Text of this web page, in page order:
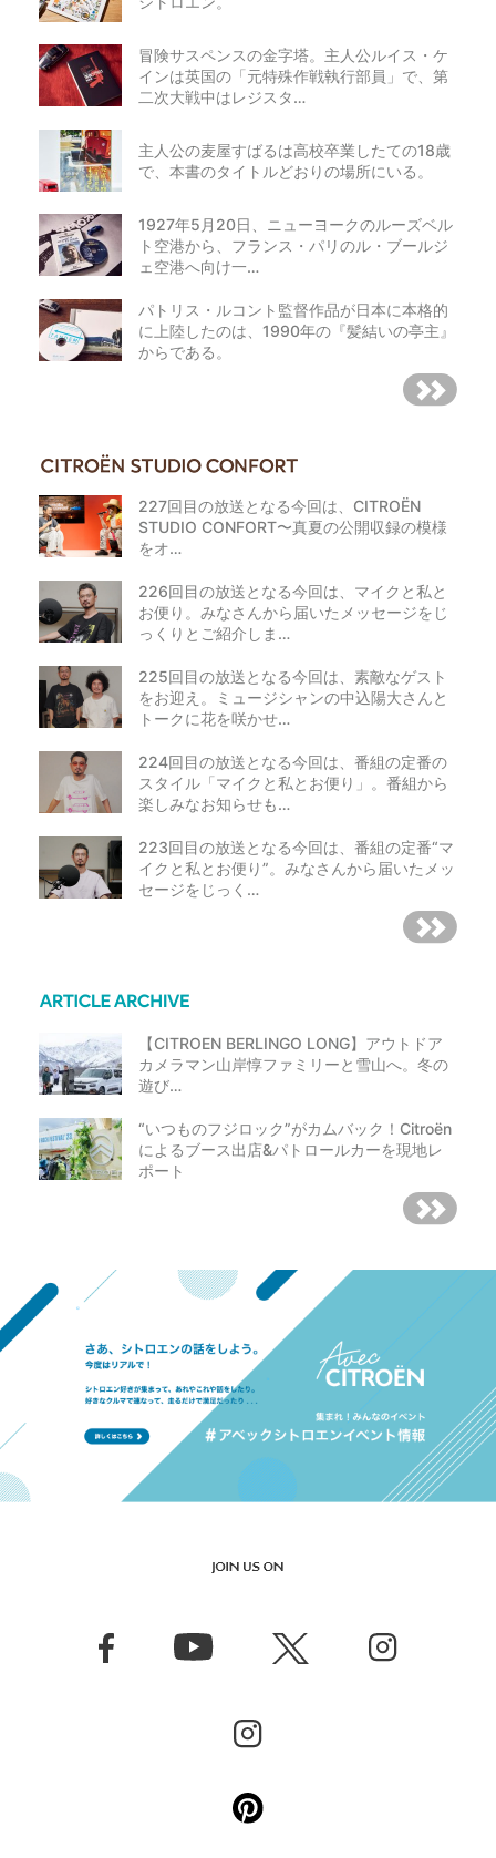
冒険サスペンスの金字塔。主人公ルイス・ケ
インは英国の「元特殊作戦執行部員」で、第
二次大戦中はレジスタ…
主人公の麦屋すばるは高校卒業したての18歳
で、本書のタイトルどおりの場所にいる。
1927年5月20日、ニューヨークのルーズベル
ト空港から、フランス・パリのル・ブールジ
ェ空港へ向け一…
パトリス・ルコント監督作品が日本に本格的
に上陸したのは、1990年の『髪結いの亭主』
からである。
227回目の放送となる今回は、CITROËN
STUDIO CONFORT〜真夏の公開収録の模様
をオ…
226回目の放送となる今回は、マイクと私と
お便り。みなさんから届いたメッセージをじ
っくりとご紹介しま…
225回目の放送となる今回は、素敵なゲスト
をお迎え。ミュージシャンの中込陽大さんと
トークに花を咲かせ…
224回目の放送となる今回は、番組の定番の
スタイル「マイクと私とお便り」。番組から
楽しみなお知らせも…
223回目の放送となる今回は、番組の定番“マ
イクと私とお便り”。みなさんから届いたメッ
セージをじっく…
【CITROEN BERLINGO LONG】アウトドア
カメラマン山岸惇ファミリーと雪山へ。冬の
遊び…
“いつものフジロック”がカムバック！Citroën
によるブース出店&パトロールカーを現地レ
ポート